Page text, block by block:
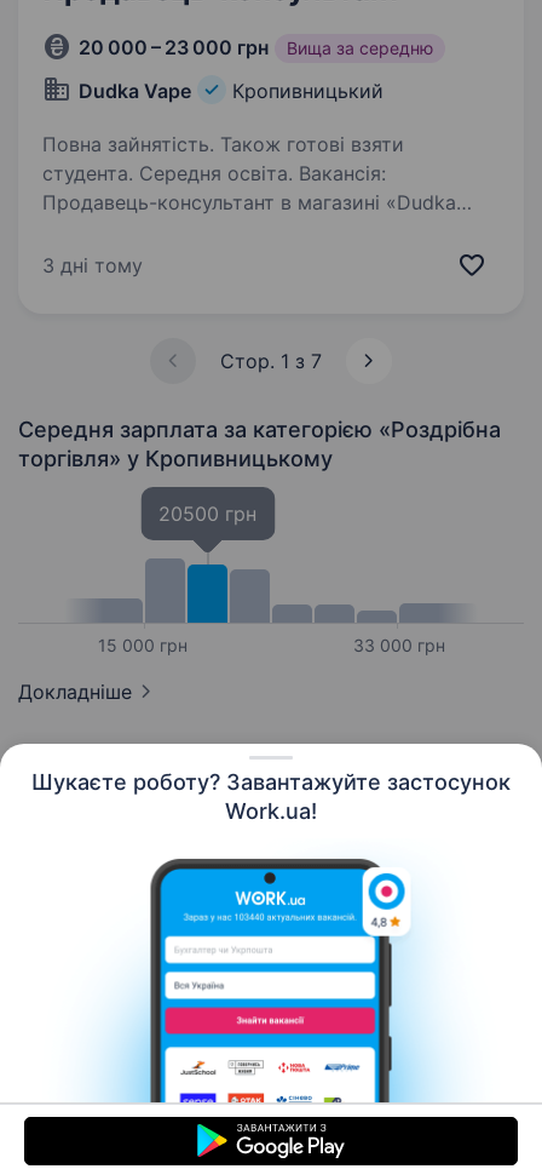
Шукаєте роботу? Завантажуйте застосунок
Work.ua!
20 000 – 23 000 грн Вища за середню
Dudka Vape Кропивницький
Повна зайнятість. Також готові взяти
студента. Середня освіта. Вакансія:
Продавець-консультант в магазині «Dudka
енергійного і комунікабельного співробітника
3 дні тому
Стор. 1 з 7
Середня зарплата за категорією «Роздрібна
торгівля» у Кропивницькому
15 000 грн
20500 грн
33 000 грн
Докладніше
Контакти Про нас
Кар’єра
Допомога Умови використання